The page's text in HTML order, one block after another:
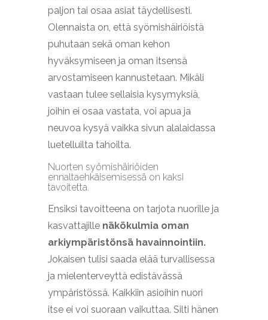
paljon tai osaa asiat täydellisesti.
Olennaista on, että syömishäiriöistä
puhutaan sekä oman kehon
hyväksymiseen ja oman itsensä
arvostamiseen kannustetaan. Mikäli
vastaan tulee sellaisia kysymyksiä,
joihin ei osaa vastata, voi apua ja
neuvoa kysyä vaikka sivun alalaidassa
luetelluilta tahoilta.
Nuorten syömishäiriöiden
ennaltaehkäisemisessä on kaksi
tavoitetta.
Ensiksi tavoitteena on tarjota nuorille ja
kasvattajille näkökulmia oman
arkiympäristönsä havainnointiin.
Jokaisen tulisi saada elää turvallisessa
ja mielenterveyttä edistävässä
ympäristössä. Kaikkiin asioihin nuori
itse ei voi suoraan vaikuttaa. Silti hänen